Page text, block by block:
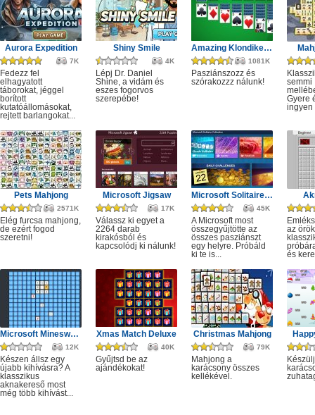
Aurora Expedition
7K
Fedezz fel
elhagyatott
táborokat, jéggel
borított
kutatóállomásokat,
rejtett barlangokat...
Shiny Smile
4K
Lépj Dr. Daniel
Shine, a vidám és
eszes fogorvos
szerepébe!
Amazing Klondike Solitaire
1081K
Pasziánszozz és
szórakozzz nálunk!
semmi
Gyere
ingyen
Pets Mahjong
2571K
Elég furcsa mahjong,
de ezért fogod
szeretni!
Microsoft Jigsaw
17K
Válassz ki egyet a
2264 darab
kirakósból és
kapcsolódj ki nálunk!
Microsoft Solitaire Collection
45K
A Microsoft most
összegyűjtötte az
összes pasziánszt
egy helyre. Próbáld
ki te is...
az örök
és
Microsoft Minesweeper
12K
Készen állsz egy
újabb kihívásra? A
klasszikus
aknakereső most
még több kihívást...
Xmas Match Deluxe
40K
Gyűjtsd be az
ajándékokat!
Christmas Mahjong
79K
Mahjong a
karácsony összes
kellékével.